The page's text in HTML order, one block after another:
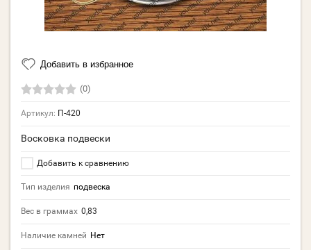
Добавить в избранное
(0)
Артикул: П-420
Восковка подвески
Добавить к сравнению
Тип изделия подвеска
Вес в граммах 0,83
Наличие камней Нет